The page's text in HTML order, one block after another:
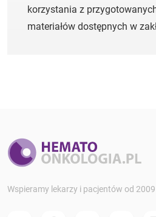
korzystania z
materiałów dostępnych w
Wspieramy lekarzy i pacjentów od